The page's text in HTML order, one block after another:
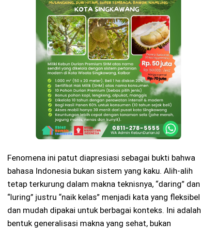
Fenomena ini patut diapresiasi sebagai bukti bahwa
bahasa Indonesia bukan sistem yang kaku. Alih-alih
tetap terkurung dalam makna teknisnya, “daring” dan
“luring” justru “naik kelas” menjadi kata yang fleksibel
dan mudah dipakai untuk berbagai konteks. Ini adalah
bentuk generalisasi makna yang sehat, bukan